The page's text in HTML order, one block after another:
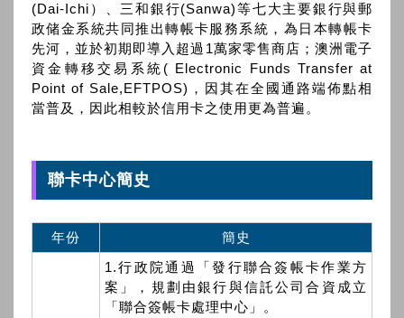
(Dai-Ichi）、三和銀行(Sanwa)等七大主要銀行與郵
政储金系統共同推出轉帳卡服務系統，為日本轉帳卡
先河，並於初期即導入超過1萬家零售商店；澳洲電子
資金轉移交易系統( Electronic Funds Transfer at
Point of Sale,EFTPOS)，因其在全國通路端佈點相
當普及，因此相較於信用卡之使用更為普遍。
聯卡中心簡史
年份 簡史
1.行政院通過「發行聯合簽帳卡作業方
案」，規劃由銀行與信託公司合資成立
「聯合簽帳卡處理中心」。